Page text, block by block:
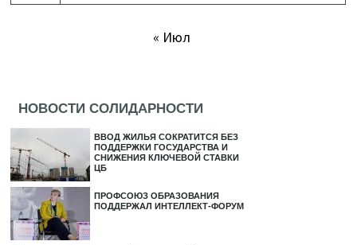
« Июл
НОВОСТИ СОЛИДАРНОСТИ
ВВОД ЖИЛЬЯ СОКРАТИТСЯ БЕЗ
ПОДДЕРЖКИ ГОСУДАРСТВА И
СНИЖЕНИЯ КЛЮЧЕВОЙ СТАВКИ
ЦБ
ПРОФСОЮЗ ОБРАЗОВАНИЯ
ПОДДЕРЖАЛ ИНТЕЛЛЕКТ-ФОРУМ